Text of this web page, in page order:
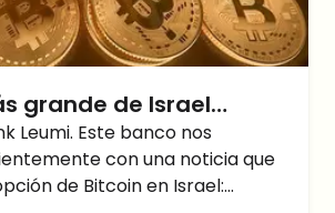
grande de Israel
de Bitcoin (BTC) y
Leumi. Este banco nos
con una noticia que
de Bitcoin en Israel: